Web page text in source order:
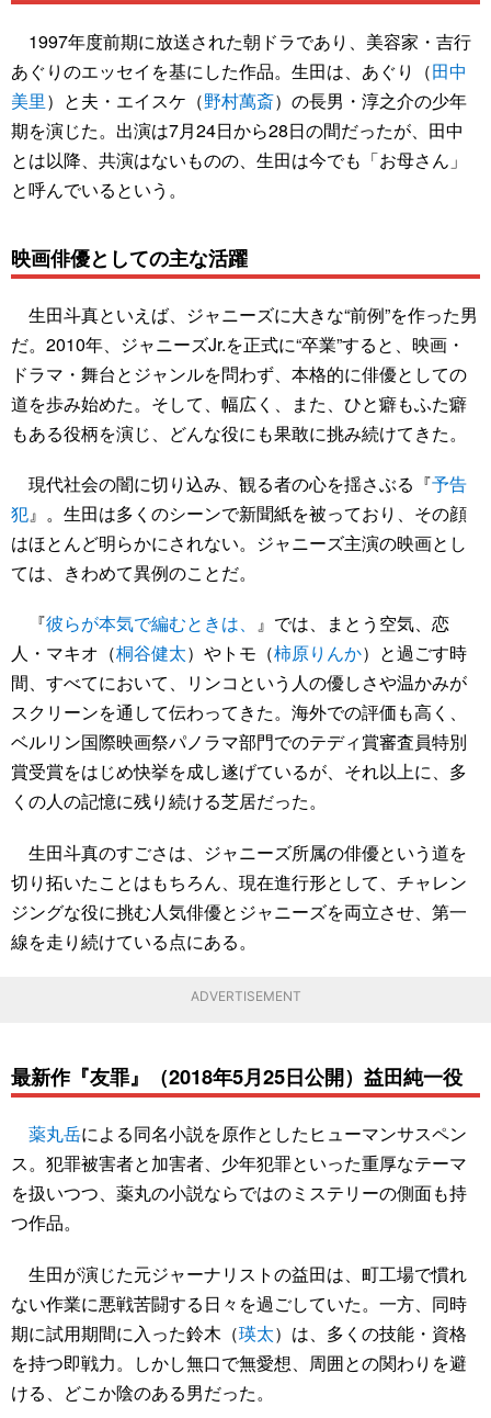
1997年度前期に放送された朝ドラであり、美容家・吉行
あぐりのエッセイを基にした作品。生田は、あぐり（田中
美里）と夫・エイスケ（野村萬斎）の長男・淳之介の少年
期を演じた。出演は7月24日から28日の間だったが、田中
とは以降、共演はないものの、生田は今でも「お母さん」
と呼んでいるという。
映画俳優としての主な活躍
生田斗真といえば、ジャニーズに大きな“前例”を作った男
だ。2010年、ジャニーズJr.を正式に“卒業”すると、映画・
ドラマ・舞台とジャンルを問わず、本格的に俳優としての
道を歩み始めた。そして、幅広く、また、ひと癖もふた癖
もある役柄を演じ、どんな役にも果敢に挑み続けてきた。
現代社会の闇に切り込み、観る者の心を揺さぶる『予告
犯』。生田は多くのシーンで新聞紙を被っており、その顔
はほとんど明らかにされない。ジャニーズ主演の映画とし
ては、きわめて異例のことだ。
『彼らが本気で編むときは、 』では、まとう空気、恋
人・マキオ（桐谷健太）やトモ（柿原りんか）と過ごす時
間、すべてにおいて、リンコという人の優しさや温かみが
スクリーンを通して伝わってきた。海外での評価も高く、
ベルリン国際映画祭パノラマ部門でのテディ賞審査員特別
賞受賞をはじめ快挙を成し遂げているが、それ以上に、多
くの人の記憶に残り続ける芝居だった。
生田斗真のすごさは、ジャニーズ所属の俳優という道を
切り拓いたことはもちろん、現在進行形として、チャレン
ジングな役に挑む人気俳優とジャニーズを両立させ、第一
線を走り続けている点にある。
ADVERTISEMENT
最新作『友罪』（2018年5月25日公開）益田純一役
薬丸岳による同名小説を原作としたヒューマンサスペン
ス。犯罪被害者と加害者、少年犯罪といった重厚なテーマ
を扱いつつ、薬丸の小説ならではのミステリーの側面も持
つ作品。
生田が演じた元ジャーナリストの益田は、町工場で慣れ
ない作業に悪戦苦闘する日々を過ごしていた。一方、同時
期に試用期間に入った鈴木（瑛太）は、多くの技能・資格
を持つ即戦力。しかし無口で無愛想、周囲との関わりを避
ける、どこか陰のある男だった。